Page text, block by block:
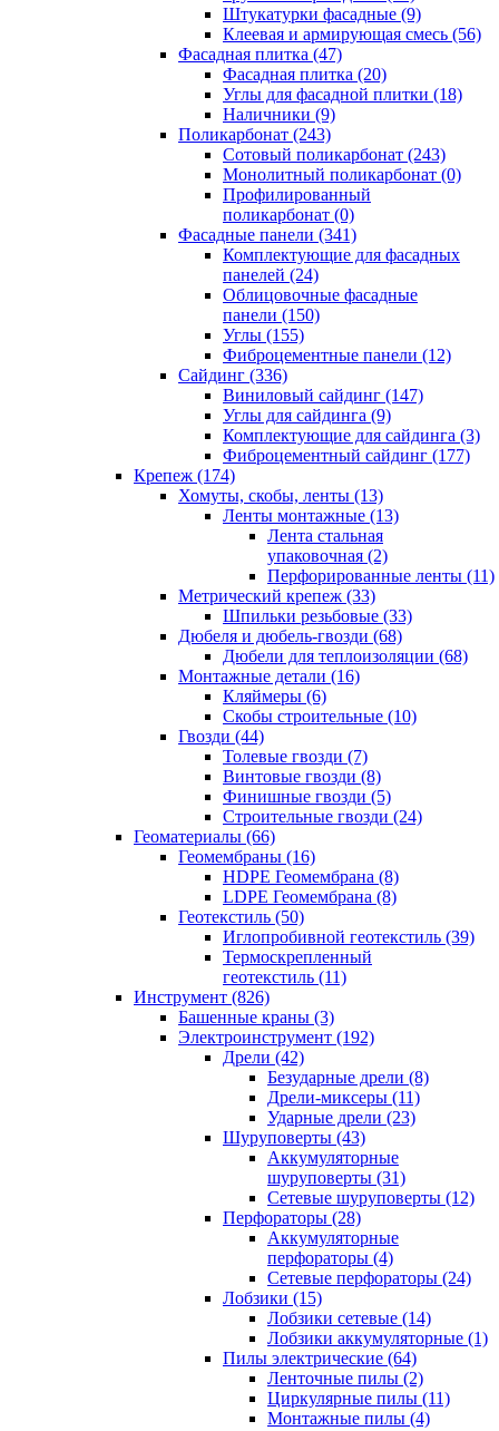
Штукатурки фасадные (9)
Клеевая и армирующая смесь (56)
Фасадная плитка (47)
Фасадная плитка (20)
Углы для фасадной плитки (18)
Наличники (9)
Поликарбонат (243)
Сотовый поликарбонат (243)
Монолитный поликарбонат (0)
Профилированный
поликарбонат (0)
Фасадные панели (341)
Комплектующие для фасадных
панелей (24)
Облицовочные фасадные
панели (150)
Углы (155)
Фиброцементные панели (12)
Сайдинг (336)
Виниловый сайдинг (147)
Углы для сайдинга (9)
Комплектующие для сайдинга (3)
Фиброцементный сайдинг (177)
Крепеж (174)
Хомуты, скобы, ленты (13)
Ленты монтажные (13)
Лента стальная
упаковочная (2)
Перфорированные ленты (11)
Метрический крепеж (33)
Шпильки резьбовые (33)
Дюбеля и дюбель-гвозди (68)
Дюбели для теплоизоляции (68)
Монтажные детали (16)
Кляймеры (6)
Скобы строительные (10)
Гвозди (44)
Толевые гвозди (7)
Винтовые гвозди (8)
Финишные гвозди (5)
Строительные гвозди (24)
Геоматериалы (66)
Геомембраны (16)
HDPE Геомембрана (8)
LDPE Геомембрана (8)
Геотекстиль (50)
Иглопробивной геотекстиль (39)
Термоскрепленный
геотекстиль (11)
Инструмент (826)
Башенные краны (3)
Электроинструмент (192)
Дрели (42)
Безударные дрели (8)
Дрели-миксеры (11)
Ударные дрели (23)
Шуруповерты (43)
Аккумуляторные
шуруповерты (31)
Сетевые шуруповерты (12)
Перфораторы (28)
Аккумуляторные
перфораторы (4)
Сетевые перфораторы (24)
Лобзики (15)
Лобзики сетевые (14)
Лобзики аккумуляторные (1)
Пилы электрические (64)
Ленточные пилы (2)
Циркулярные пилы (11)
Монтажные пилы (4)